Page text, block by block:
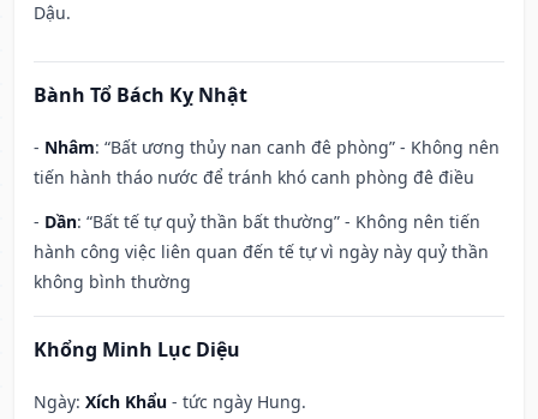
Dậu.
Bành Tổ Bách Kỵ Nhật
- Nhâm: “Bất ương thủy nan canh đê phòng” - Không nên
tiến hành tháo nước để tránh khó canh phòng đê điều
- Dần: “Bất tế tự quỷ thần bất thường” - Không nên tiến
hành công việc liên quan đến tế tự vì ngày này quỷ thần
không bình thường
Khổng Minh Lục Diệu
Ngày: Xích Khẩu - tức ngày Hung.